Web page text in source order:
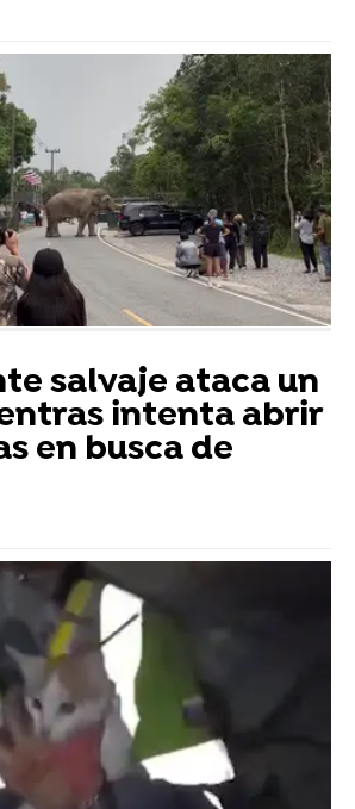
salvaje ataca un
intenta abrir
en busca de